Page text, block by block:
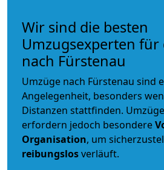
Wir sind die besten
Umzugsexperten für
nach Fürstenau
Umzüge nach Fürstenau sind
Angelegenheit, besonders
Distanzen stattfinden.
erfordern jedoch besondere
Organisation, um
reibungslosverläuft.